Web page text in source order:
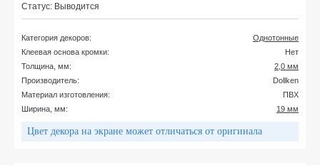
Статус: Выводится
Категория декоров:
Однотонные
Клеевая основа кромки:
Нет
Толщина, мм:
2,0 мм
Производитель:
Dollken
Материал изготовления:
ПВХ
Ширина, мм:
19 мм
Цвет декора на экране может отличаться от оригинала